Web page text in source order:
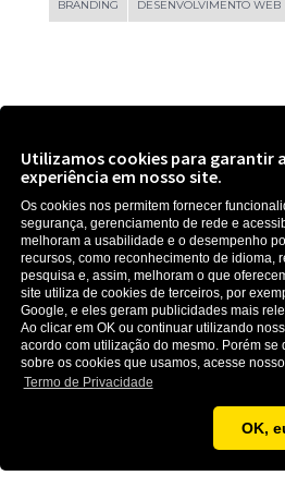
Utilizamos cookies para garantir
experiência em nosso site.
Os cookies nos permitem fornecer
segurança, gerenciamento de rede e
melhoram a usabilidade e o desempenho
recursos, como reconhecimento de idioma,
pesquisa e, assim, melhoram o que
site utiliza de cookies de terceiros, por
Google, e eles geram publicidades mais
Ao clicar em OK ou continuar utilizando
acordo com utilização do mesmo. Porém se
sobre os cookies que usamos, acesse nosso
Termo de Privacidade
OK,
BRANDING DESENVOLVIMENTO WEB
Precisa de ajuda?
É rapidinho, somos
Agência MetaNet